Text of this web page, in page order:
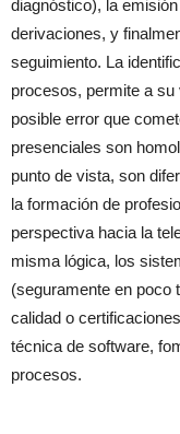
diagnóstico), la
derivaciones, y
seguimiento. La
procesos, permite a
posible error que
presenciales son
punto de vista, son
la formación de
perspectiva hacia la
misma lógica, los
(seguramente en poco
calidad o
técnica de software,
procesos.